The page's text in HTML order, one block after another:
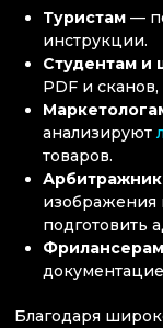
Туристам —
инструкции.
Студентам и
PDF и
анализируют
товаров.
изображения
подготовить
Фрилансерам
Благодаря